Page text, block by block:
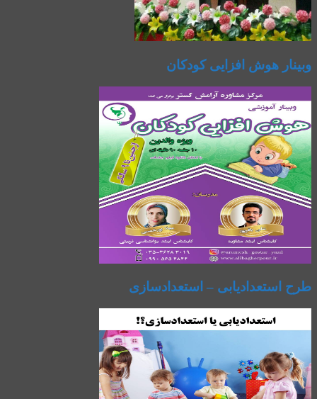
وبینار هوش افزایی کودکان
طرح استعدادیابی – استعدادسازی